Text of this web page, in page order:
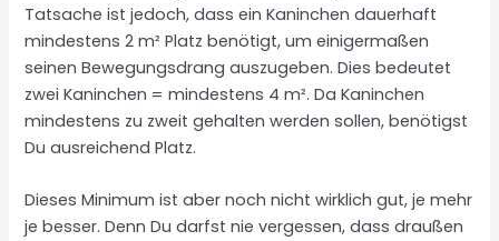
Tatsache ist jedoch, dass ein Kaninchen dauerhaft
mindestens 2 m² Platz benötigt, um einigermaßen
seinen Bewegungsdrang auszugeben. Dies bedeutet
zwei Kaninchen = mindestens 4 m². Da Kaninchen
mindestens zu zweit gehalten werden sollen, benötigst
Du ausreichend Platz.
Dieses Minimum ist aber noch nicht wirklich gut, je mehr
je besser. Denn Du darfst nie vergessen, dass draußen